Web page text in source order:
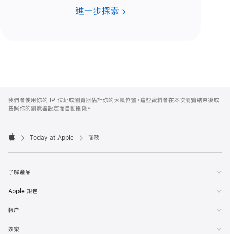
進一步探索
Footer
我們會使用你的 IP 位址或瀏覽器估計你的大概位置。這些資料會在本次瀏覽結束後或
按照你的瀏覽器設定而自動刪除。
Today at Apple 商務
了解產品
Apple 銀包
帳户
娛樂